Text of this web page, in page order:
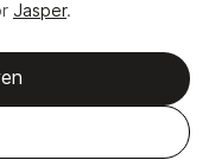
Jasper.